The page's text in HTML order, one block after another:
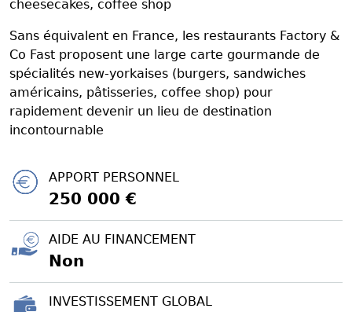
cheesecakes, coffee shop
Sans équivalent en France, les restaurants Factory &
Co Fast proposent une large carte gourmande de
spécialités new-yorkaises (burgers, sandwiches
américains, pâtisseries, coffee shop) pour
rapidement devenir un lieu de destination
incontournable
APPORT PERSONNEL
250 000 €
AIDE AU FINANCEMENT
Non
INVESTISSEMENT GLOBAL